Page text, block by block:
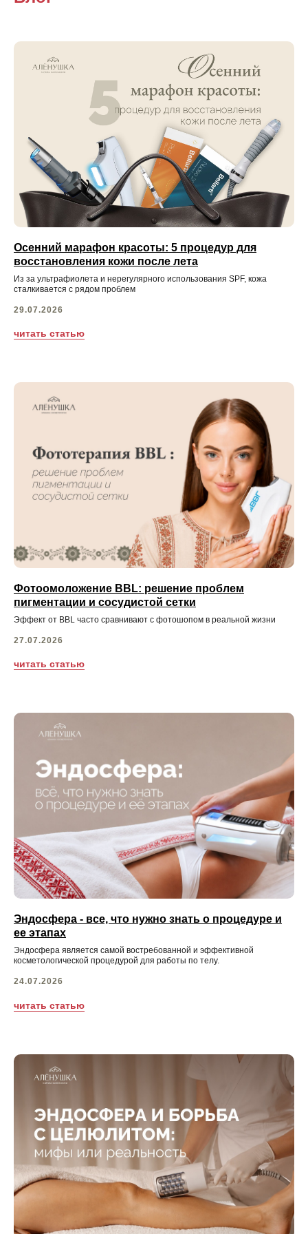
Осенний марафон красоты: 5 процедур для
восстановления кожи после лета
Из за ультрафиолета и нерегулярного использования SPF, кожа
сталкивается с рядом проблем
29.07.2026
читать статью
Фотоомоложение BBL: решение проблем
пигментации и сосудистой сетки
Эффект от BBL часто сравнивают с фотошопом в реальной жизни
27.07.2026
читать статью
Эндосфера - все, что нужно знать о процедуре и
ее этапах
Эндосфера является самой востребованной и эффективной
косметологической процедурой для работы по телу.
24.07.2026
читать статью
Записаться на консультацию
оставьте номер телефона, чтобы записаться на
бесплатная консультация
только до конца месяца*
*акция действует не у всех врачей
+7
⚡ онлайн-запись →
✨ подарочные сертификаты →
Услуги
Аппаратная косметология
Удаление татуировок и татуажа
Эстетическая косметология
Лечение кожи
Процедуры для тела
Онлайн-услуги
клинике
Контакты
Специалисты
Оборудование и препараты
+7 (499) 444-10-23
телефон для записи
10 минут от м. Павелецкая
Ежедневно 10:00–21:00
режим работы